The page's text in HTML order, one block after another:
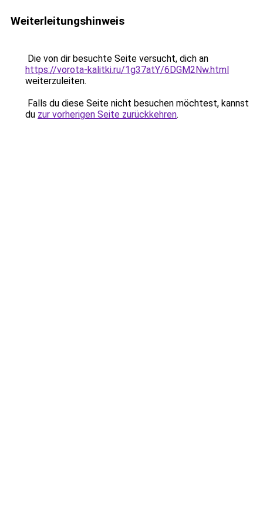
Weiterleitungshinweis
Die von dir besuchte Seite versucht, dich an
https://vorota-kalitki.ru/1g37atY/6DGM2Nw.html
weiterzuleiten.
Falls du diese Seite nicht besuchen möchtest, kannst
du zur vorherigen Seite zurückkehren.